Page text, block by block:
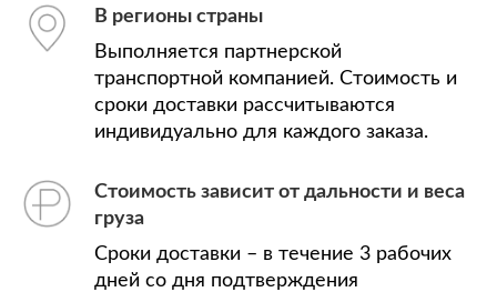
В регионы страны
Выполняется партнерской
транспортной компанией. Стоимость и
сроки доставки рассчитываются
индивидуально для каждого заказа.
Стоимость зависит от дальности и веса
груза
Сроки доставки – в течение 3 рабочих
дней со дня подтверждения